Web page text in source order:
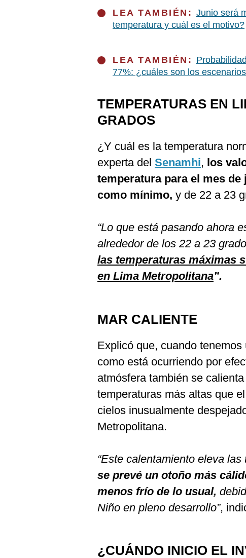
LEA TAMBIÉN: Junio será
temperatura y cuál es el motivo?
LEA TAMBIÉN:
77%: ¿cuáles son los
TEMPERATURAS EN
GRADOS
¿Y cuál es la temperatura
experta del Senamhi, los
temperatura para el mes
como mínimo, y de 22 a 23
“Lo que está pasando ahora
alrededor de los 22 a 23
las temperaturas máximas
en Lima Metropolitana”.
MAR CALIENTE
Explicó que, cuando
como está ocurriendo por
atmósfera también se
temperaturas más altas que
cielos inusualmente
Metropolitana.
“Este calentamiento eleva
se prevé un otoño más
menos frío de lo usual,
Niño en pleno desarrollo”,
¿CUÁNDO INICIO EL